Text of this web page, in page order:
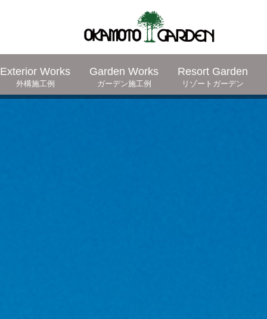
Exterior Works
外構施工例
Garden Works
ガーデン施工例
Resort Garden
リゾートガーデン